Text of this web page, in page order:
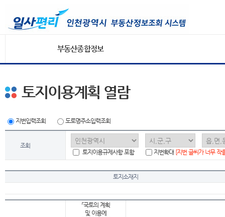
부동산종합정보
토지이용계획 열람
지번입력조회 도로명주소입력조회
조회
토지이용규제사항 포함
지번확대 [지번 글씨가 너무 작
토지소재지
「국토의 계획
및 이용에